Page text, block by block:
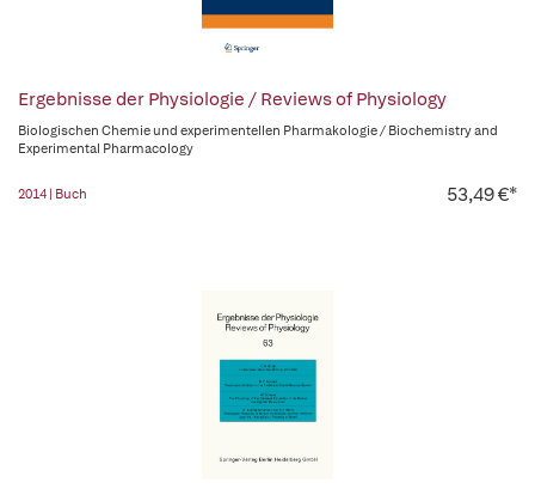
Ergebnisse der Physiologie / Reviews of Physiology
Biologischen Chemie und experimentellen Pharmakologie / Biochemistry and
Experimental Pharmacology
2014 | Buch 53,49 €*